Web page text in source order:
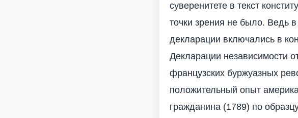
суверенитете в текст
точки зрения не было. Ведь
декларации включались в
Декларации независимости
французских буржуазных
положительный опыт
гражданина (1789) по